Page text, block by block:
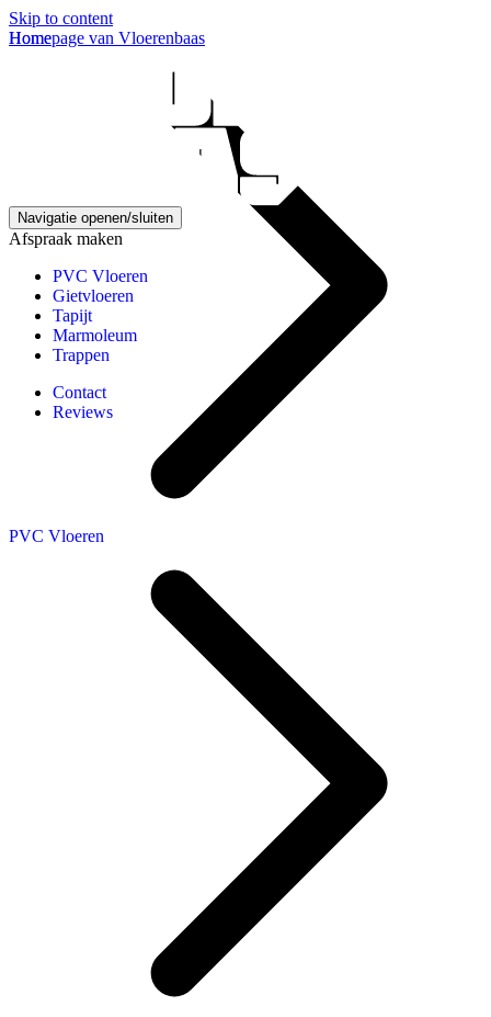
Skip to content
Homepage van Vloerenbaas
Navigatie openen/sluiten
Afspraak maken
PVC Vloeren
Gietvloeren
Tapijt
Marmoleum
Trappen
Contact
Reviews
Home
PVC Vloeren